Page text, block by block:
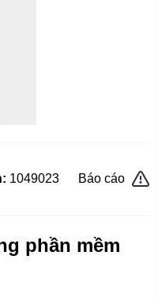
1049023 Báo cáo
phần mềm